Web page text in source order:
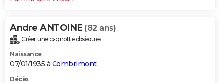
Andre ANTOINE (82 ans)
Créer une cagnotte obsèques
Naissance
07/01/1935 à Combrimont
Décès